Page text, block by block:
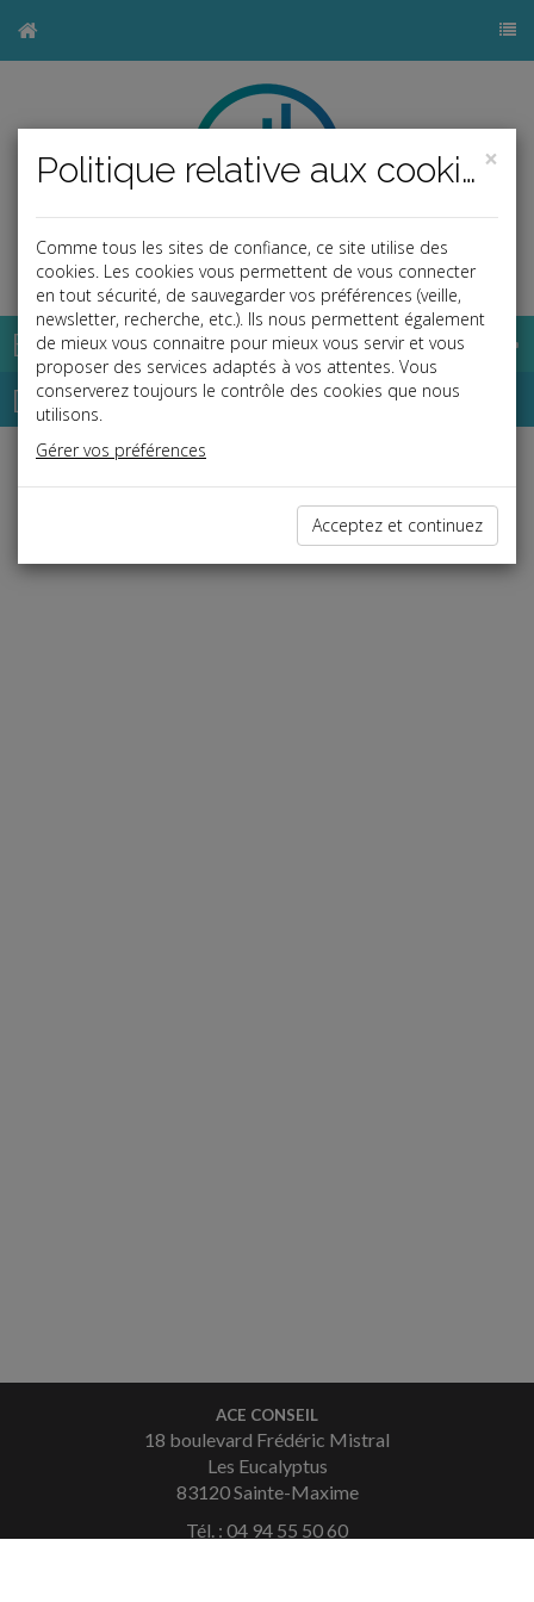
Base documentaire
Dépêches
Liste des dernières dépêches
ACE CONSEIL
18 boulevard Frédéric Mistral
Les Eucalyptus
83120 Sainte-Maxime
Tél. : 04 94 55 50 60
×
Politique relative aux cookies
Comme tous les sites de confiance, ce site utilise des
cookies. Les cookies vous permettent de vous connecter
en tout sécurité, de sauvegarder vos préférences (veille,
newsletter, recherche, etc.). Ils nous permettent également
de mieux vous connaitre pour mieux vous servir et vous
proposer des services adaptés à vos attentes. Vous
conserverez toujours le contrôle des cookies que nous
utilisons.
Gérer vos préférences
Acceptez et continuez